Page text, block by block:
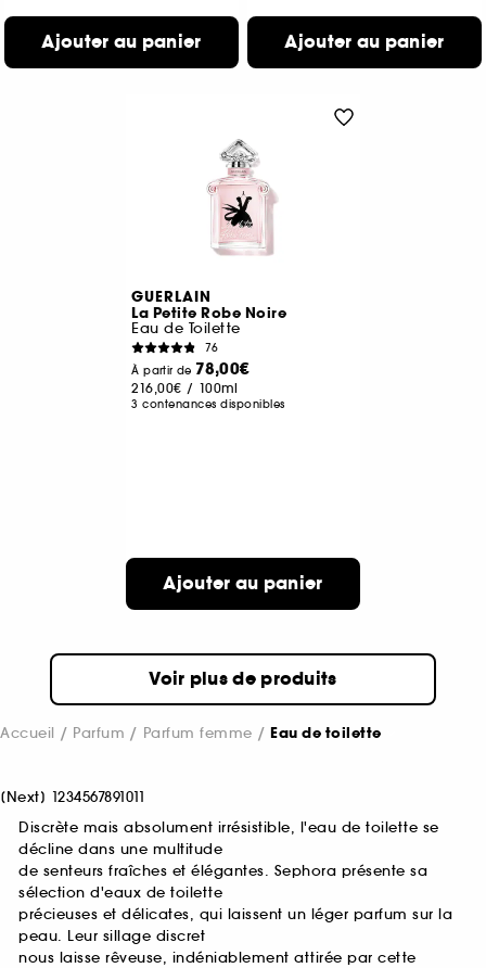
Ajouter au panier Ajouter au panier
GUERLAIN
La Petite Robe Noire
Eau de Toilette
76
À partir de 78,00€
216,00€ / 100ml
3 contenances disponibles
Ajouter au panier
Voir plus de produits
Accueil Parfum Parfum femme Eau de toilette
[Next] 1234567891011
Discrète mais absolument irrésistible, l'eau de toilette se
décline dans une multitude
de senteurs fraîches et élégantes. Sephora présente sa
sélection d'eaux de toilette
précieuses et délicates, qui laissent un léger parfum sur la
peau. Leur sillage discret
nous laisse rêveuse, indéniablement attirée par cette